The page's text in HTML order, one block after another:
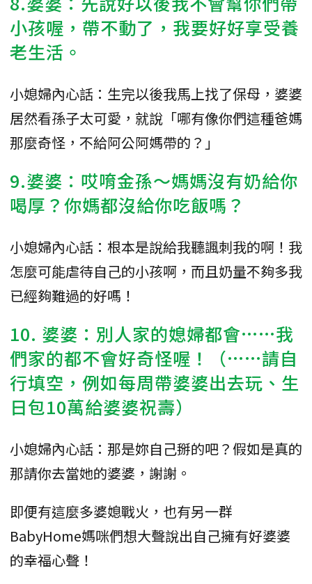
小孩喔，帶不動了，我要好好享受養
老生活。
小媳婦內心話：生完以後我馬上找了保母，婆婆
居然看孫子太可愛，就說「哪有像你們這種爸媽
那麼奇怪，不給阿公阿媽帶的？」
9.婆婆：哎唷金孫～媽媽沒有奶給你
喝厚？你媽都沒給你吃飯嗎？
小媳婦內心話：根本是說給我聽諷刺我的啊！我
怎麼可能虐待自己的小孩啊，而且奶量不夠多我
已經夠難過的好嗎！
10. 婆婆：別人家的媳婦都會……我
們家的都不會好奇怪喔！（……請自
行填空，例如每周帶婆婆出去玩、生
日包10萬給婆婆祝壽）
小媳婦內心話：那是妳自己掰的吧？假如是真的
那請你去當她的婆婆，謝謝。
即便有這麼多婆媳戰火，也有另一群
BabyHome媽咪們想大聲說出自己擁有好婆婆
的幸福心聲！